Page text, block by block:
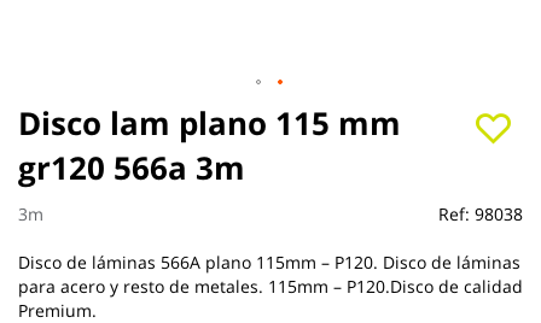
Disco lam plano 115 mm
gr120 566a 3m
3m Ref: 98038
Disco de láminas 566A plano 115mm – P120. Disco de láminas
para acero y resto de metales. 115mm – P120.Disco de calidad
Premium.
Saltar
al
comienzo
de
la
de
imágenes